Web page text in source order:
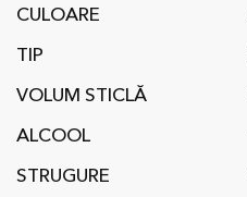
CULOARE
TIP
VOLUM STICLĂ
ALCOOL
STRUGURE